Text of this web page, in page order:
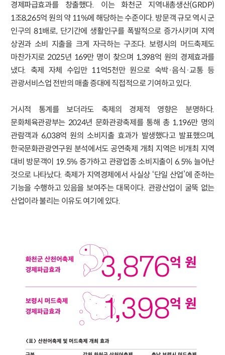
경제파급효과를 창출했다. 이는 화천군 지역내총생산(GRDP)
1조8,265억 원의 약 11%에 해당하는 수준이다. 방문객 규모 역시 군
인구의 81배로, 단기간에 생활인구를 폭발적으로 증가시키며 지역
상권과 소비 지출을 크게 자극하는 구조다. 보령시의 머드축제도
마찬가지로 2025년 169만 명이 찾으며 1,398억 원의 경제효과를
냈다. 축제 자체 수입만 11억5천만 원으로 숙박·음식·교통 등
관광서비스업 전반의 매출 증대에 직접적으로 기여하고 있다.
거시적 통계를 보더라도 축제의 경제적 영향은 분명하다.
문화체육관광부는 2024년 문화관광축제를 통해 총 1,196만 명의
관람객과 6,038억 원의 소비지출 효과가 발생했다고 발표했으며,
한국문화관광연구원 분석에서도 공연축제 개최 지역은 비개최 지역
대비 방문객이 19.5% 증가하고 관광업종 소비지출이 6.5% 늘어난
것으로 나타났다. 축제가 지역경제에서 사실상 ‘단일 산업’에 준하는
기능을 수행하고 있음을 보여주는 대목이다. 관광산업이 굴뚝 없는
산업이라 불리는 이유도 여기에 있다.